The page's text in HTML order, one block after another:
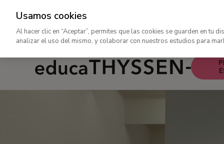
contenido
Ir
Educa
-
Usamos cookies
Al hacer clic en “Aceptar”, permites que las cookies se guarden en tu
analizar el uso del mismo, y colaborar con nuestros estudios para